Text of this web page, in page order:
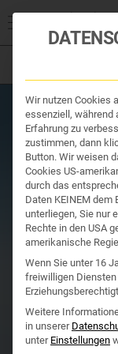
Organe & Organ
Traditionelle
Kosmetik und
Ihr Apotheker
60 Stk. kaufen |
Wir nutzen Cookies
essenziell, während
Erfahrung zu
zustimmen, dann
Button. Wir weisen
Cookies US-
durch das
Daten KEINEM
unterliegen, Sie nur
Rechte in den USA
amerikanische
Wenn Sie unter 16
freiwilligen
Weitere
in unserer
unter Einstellungen